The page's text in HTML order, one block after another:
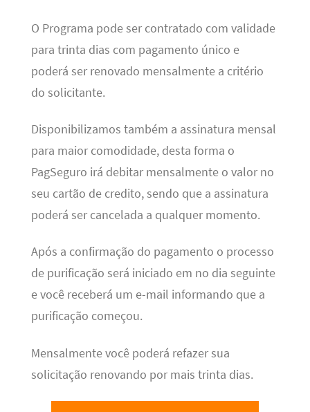
O Programa pode ser contratado com validade
para trinta dias com pagamento único e
poderá ser renovado mensalmente a critério
do solicitante.
Disponibilizamos também a assinatura mensal
para maior comodidade, desta forma o
PagSeguro irá debitar mensalmente o valor no
seu cartão de credito, sendo que a assinatura
poderá ser cancelada a qualquer momento.
Após a confirmação do pagamento o processo
de purificação será iniciado em no dia seguinte
e você receberá um e-mail informando que a
purificação começou.
Mensalmente você poderá refazer sua
solicitação renovando por mais trinta dias.